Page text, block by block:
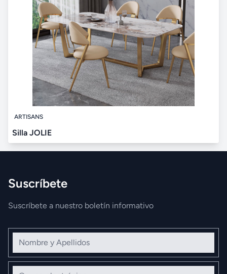
ARTISANS
Silla JOLIE
Suscríbete
Suscríbete a nuestro boletín informativo
Nombre y Apellidos
Correo electrónico